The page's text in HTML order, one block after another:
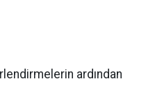
ardından